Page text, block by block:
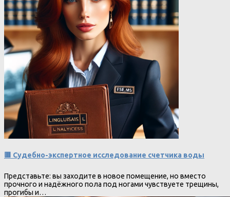
🟥 Судебно-экспертное исследование счетчика воды
Представьте: вы заходите в новое помещение, но вместо
прочного и надёжного пола под ногами чувствуете трещины,
прогибы и…